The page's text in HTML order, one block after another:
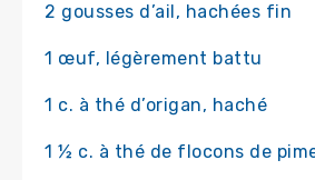
2 gousses d’ail, hachées fin
1 œuf, légèrement battu
1 c. à thé d’origan, haché
1 ½ c. à thé de flocons de